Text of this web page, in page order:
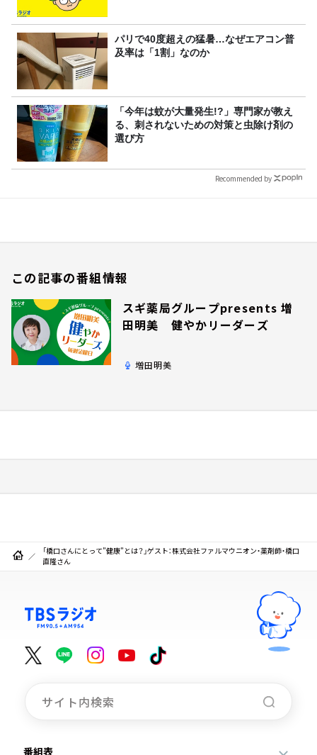
パリで40度超えの猛暑…なぜエアコン普
及率は「1割」なのか
「今年は蚊が大量発生!?」専門家が教え
る、刺されないための対策と虫除け剤の
選び方
Recommended by
この記事の番組情報
スギ薬局グループpresents 増
田明美 健やかリーダーズ
増田明美
「橋口さんにとって”健康”とは？」ゲスト：株式会社ファルマウニオン・薬剤師・橋口
直隆さん
番組表